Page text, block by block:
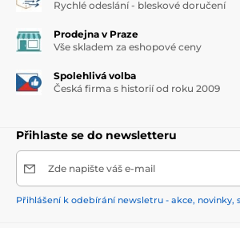
Rychlé odeslání - bleskové doručení
Prodejna v Praze
Vše skladem za eshopové ceny
Spolehlivá volba
Česká firma s historií od roku 2009
Přihlaste se do newsletteru
Zde napište váš e-mail
Přihlášení k odebírání newsletru - akce, novinky,